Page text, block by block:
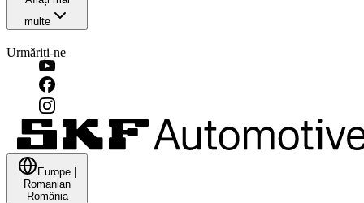
multe
Urmăriți-ne
Europe
Romanian
România